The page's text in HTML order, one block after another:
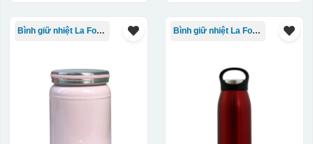
Bình giữ nhiệt La Fonte Bình giữ nhiệt La Fonte